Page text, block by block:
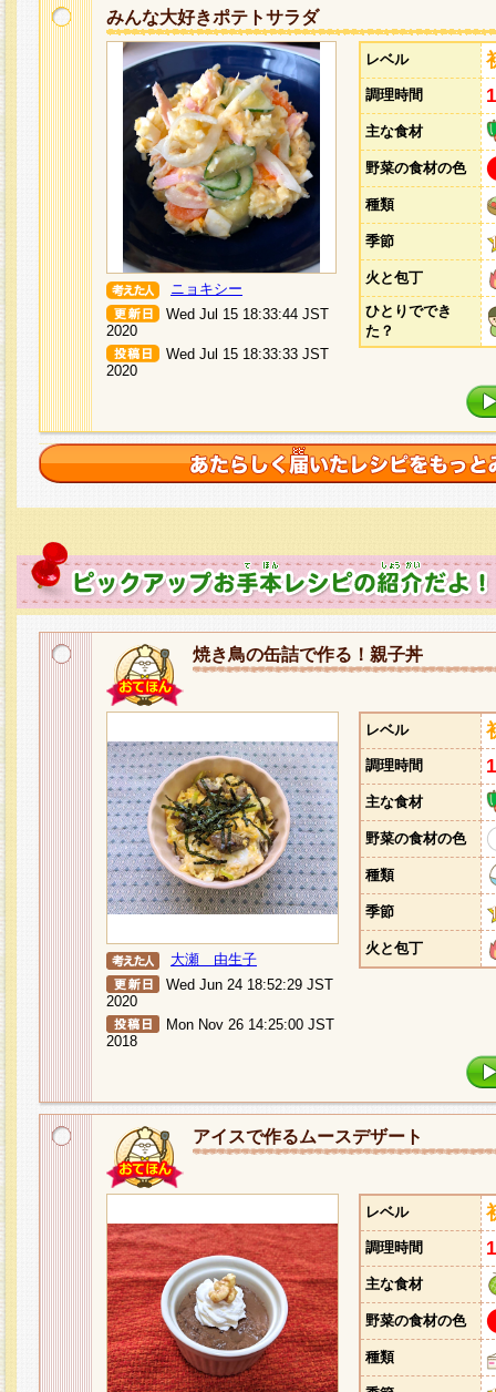
みんな大好きポテトサラダ
ニョキシー
Wed Jul 15 18:33:44 JST
2020
Wed Jul 15 18:33:33 JST
2020
レベル
調理時間
主な食材
野菜の食材の色
種類
季節
火と包丁
ひとりででき
た？
焼き鳥の缶詰で作る！親子丼
大瀬 由生子
Wed Jun 24 18:52:29 JST
2020
Mon Nov 26 14:25:00 JST
2018
レベル
調理時間
主な食材
野菜の食材の色
種類
季節
火と包丁
アイスで作るムースデザート
レベル
調理時間
主な食材
野菜の食材の色
種類